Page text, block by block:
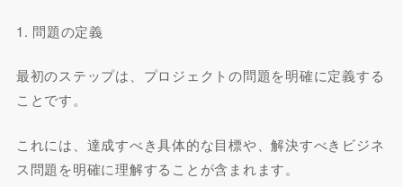
1. 問題の定義
最初のステップは、プロジェクトの問題を明確に定義する
ことです。
これには、達成すべき具体的な目標や、解決すべきビジネ
ス問題を明確に理解することが含まれます。